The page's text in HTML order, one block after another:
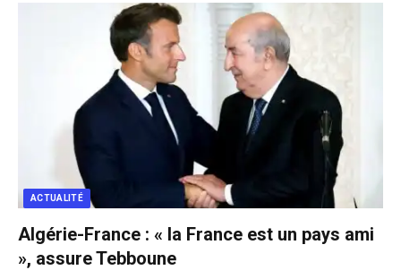
ACTUALITÉ
Algérie-France : « la France est un pays ami
», assure Tebboune